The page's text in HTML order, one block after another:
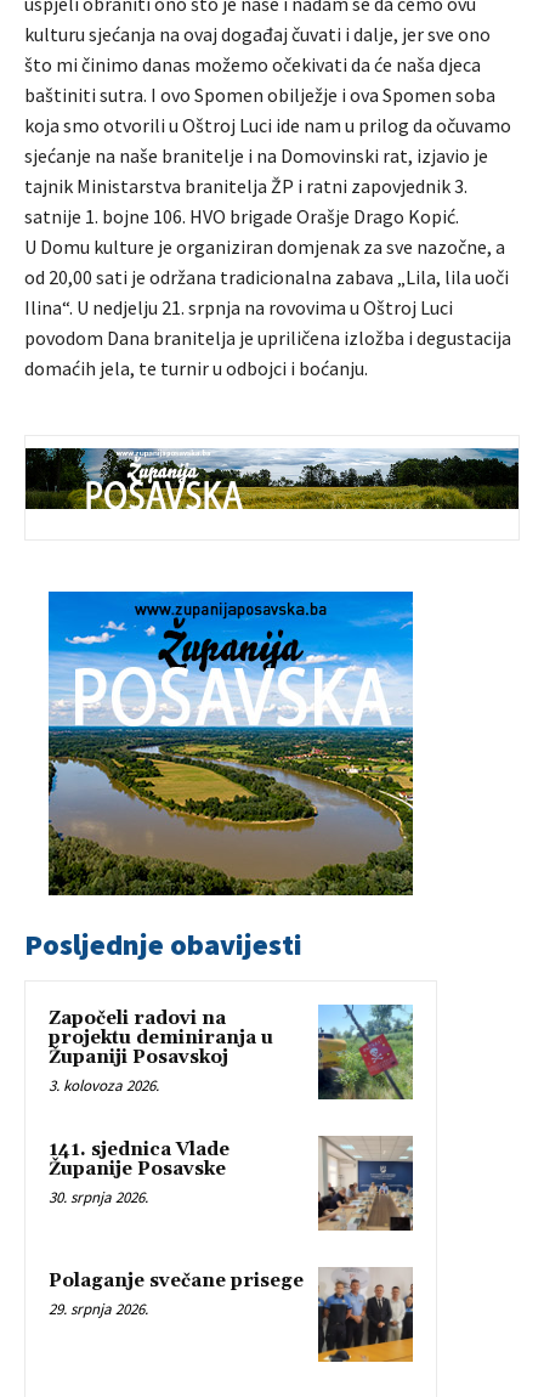
kulturu sjećanja na ovaj događaj čuvati i dalje, jer sve ono
što mi činimo danas možemo očekivati da će naša djeca
baštiniti sutra. I ovo Spomen obilježje i ova Spomen soba
koja smo otvorili u Oštroj Luci ide nam u prilog da očuvamo
sjećanje na naše branitelje i na Domovinski rat, izjavio je
tajnik Ministarstva branitelja ŽP i ratni zapovjednik 3.
satnije 1. bojne 106. HVO brigade Orašje Drago Kopić.
U Domu kulture je organiziran domjenak za sve nazočne, a
od 20,00 sati je održana tradicionalna zabava „Lila, lila uoči
Ilina“. U nedjelju 21. srpnja na rovovima u Oštroj Luci
povodom Dana branitelja je upriličena izložba i degustacija
domaćih jela, te turnir u odbojci i boćanju.
Posljednje obavijesti
Započeli radovi na
projektu deminiranja u
Županiji Posavskoj
3. kolovoza 2026.
141. sjednica Vlade
Županije Posavske
30. srpnja 2026.
Polaganje svečane prisege
29. srpnja 2026.